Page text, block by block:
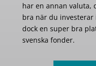
har en annan valuta,
bra när du
dock en super bra
svenska fonder.